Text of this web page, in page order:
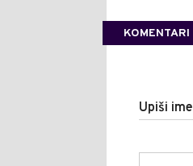
KOMENTARI
Upiši ime